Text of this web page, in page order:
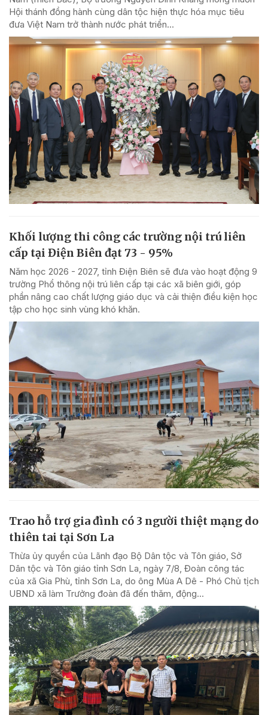
Hội thánh đồng hành cùng dân tộc hiện thực hóa mục tiêu
đưa Việt Nam trở thành nước phát triển...
Khối lượng thi công các trường nội trú liên
cấp tại Điện Biên đạt 73 - 95%
Năm học 2026 - 2027, tỉnh Điện Biên sẽ đưa vào hoạt động 9
trường Phổ thông nội trú liên cấp tại các xã biên giới, góp
phần nâng cao chất lượng giáo dục và cải thiện điều kiện học
tập cho học sinh vùng khó khăn.
Trao hỗ trợ gia đình có 3 người thiệt mạng do
thiên tai tại Sơn La
Thừa ủy quyền của Lãnh đạo Bộ Dân tộc và Tôn giáo, Sở
Dân tộc và Tôn giáo tỉnh Sơn La, ngày 7/8, Đoàn công tác
của xã Gia Phù, tỉnh Sơn La, do ông Mùa A Dê - Phó Chủ tịch
UBND xã làm Trưởng đoàn đã đến thăm, động...